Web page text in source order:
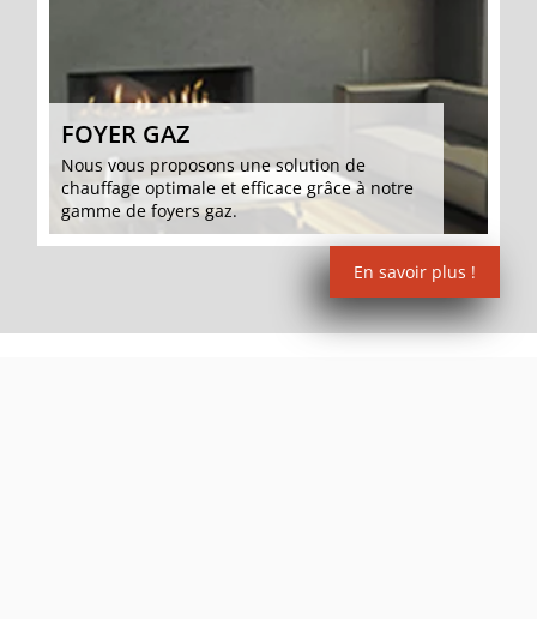
FOYER GAZ
Nous vous proposons une solution de
chauffage optimale et efficace grâce à notre
gamme de foyers gaz.
En savoir plus !